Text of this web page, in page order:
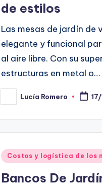
de estilos
Las mesas de jardín de
elegante y funcional
al aire libre. Con su
estructuras en metal o…
Posted
by
Lucía Romero
Posted
Costos y logística de los
Bancos De